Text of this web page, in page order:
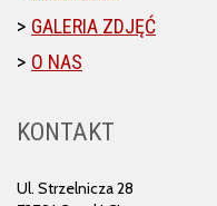
GALERIA ZDJĘĆ
O NAS
KONTAKT
Ul. Strzelnicza 28